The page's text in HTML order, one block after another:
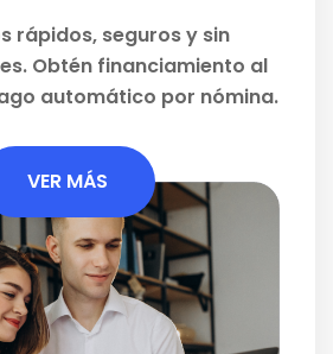
rápidos, seguros y sin
Obtén financiamiento al
automático por nómina.
VER MÁS